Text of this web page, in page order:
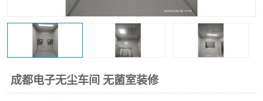
成都电子无尘车间 无菌室装修
百级